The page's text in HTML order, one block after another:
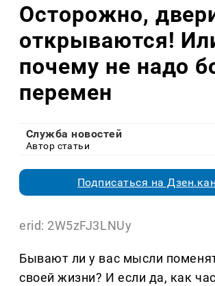
Осторожно,
открываются!
почему не надо
перемен
Служба новостей
Автор статьи
Подписаться на
erid: 2W5zFJ3LNUy
Бывают ли у вас мысли
своей жизни? И если да, как